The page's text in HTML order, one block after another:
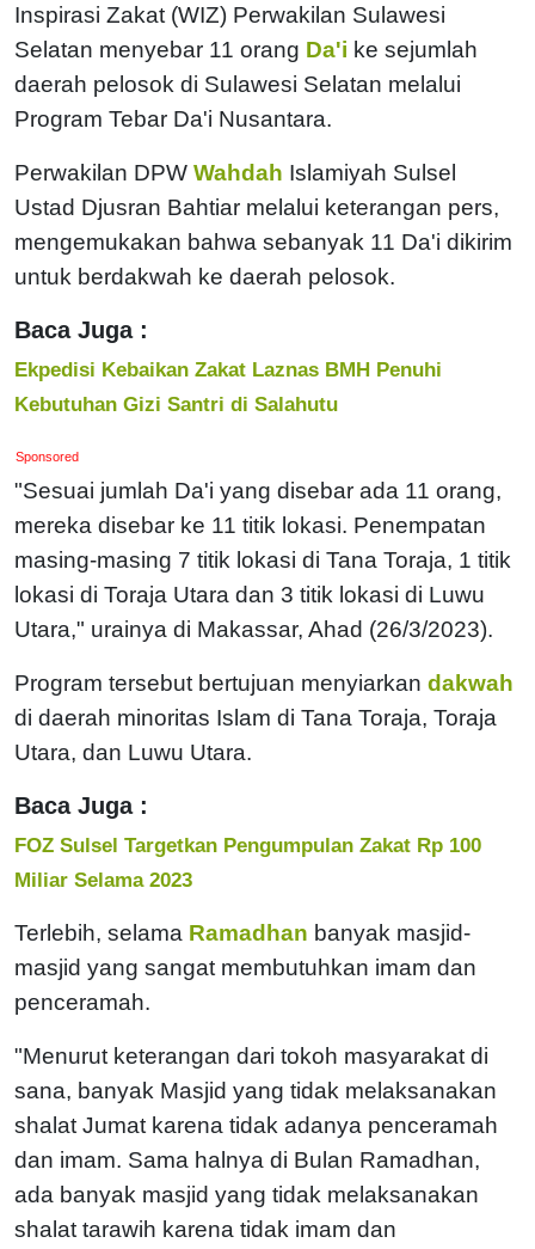
Inspirasi Zakat (WIZ) Perwakilan Sulawesi
Selatan menyebar 11 orang Da'i ke sejumlah
daerah pelosok di Sulawesi Selatan melalui
Program Tebar Da'i Nusantara.
Perwakilan DPW Wahdah Islamiyah Sulsel
Ustad Djusran Bahtiar melalui keterangan pers,
mengemukakan bahwa sebanyak 11 Da'i dikirim
untuk berdakwah ke daerah pelosok.
Baca Juga :
Ekpedisi Kebaikan Zakat Laznas BMH Penuhi
Kebutuhan Gizi Santri di Salahutu
Sponsored
"Sesuai jumlah Da'i yang disebar ada 11 orang,
mereka disebar ke 11 titik lokasi. Penempatan
masing-masing 7 titik lokasi di Tana Toraja, 1 titik
lokasi di Toraja Utara dan 3 titik lokasi di Luwu
Utara," urainya di Makassar, Ahad (26/3/2023).
Program tersebut bertujuan menyiarkan dakwah
di daerah minoritas Islam di Tana Toraja, Toraja
Utara, dan Luwu Utara.
Baca Juga :
FOZ Sulsel Targetkan Pengumpulan Zakat Rp 100
Miliar Selama 2023
Terlebih, selama Ramadhan banyak masjid-
masjid yang sangat membutuhkan imam dan
penceramah.
"Menurut keterangan dari tokoh masyarakat di
sana, banyak Masjid yang tidak melaksanakan
shalat Jumat karena tidak adanya penceramah
dan imam. Sama halnya di Bulan Ramadhan,
ada banyak masjid yang tidak melaksanakan
shalat tarawih karena tidak imam dan